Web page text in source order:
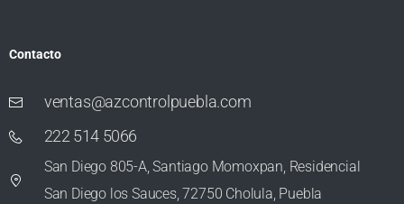
Contacto
ventas@azcontrolpuebla.com
222 514 5066
San Diego 805-A, Santiago Momoxpan, Residencial
San Diego los Sauces, 72750 Cholula, Puebla